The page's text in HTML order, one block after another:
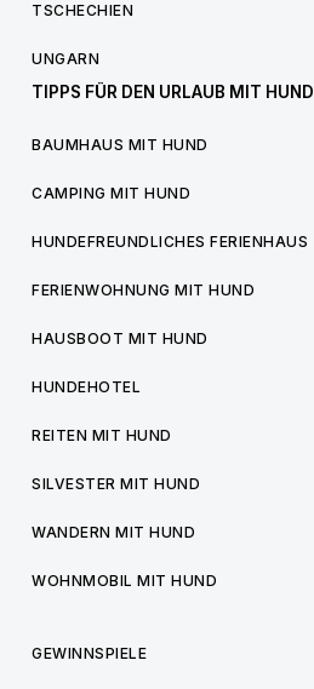
TSCHECHIEN
UNGARN
TIPPS FÜR DEN URLAUB MIT HUND
BAUMHAUS MIT HUND
CAMPING MIT HUND
HUNDEFREUNDLICHES FERIENHAUS
FERIENWOHNUNG MIT HUND
HAUSBOOT MIT HUND
HUNDEHOTEL
REITEN MIT HUND
SILVESTER MIT HUND
WANDERN MIT HUND
WOHNMOBIL MIT HUND
GEWINNSPIELE